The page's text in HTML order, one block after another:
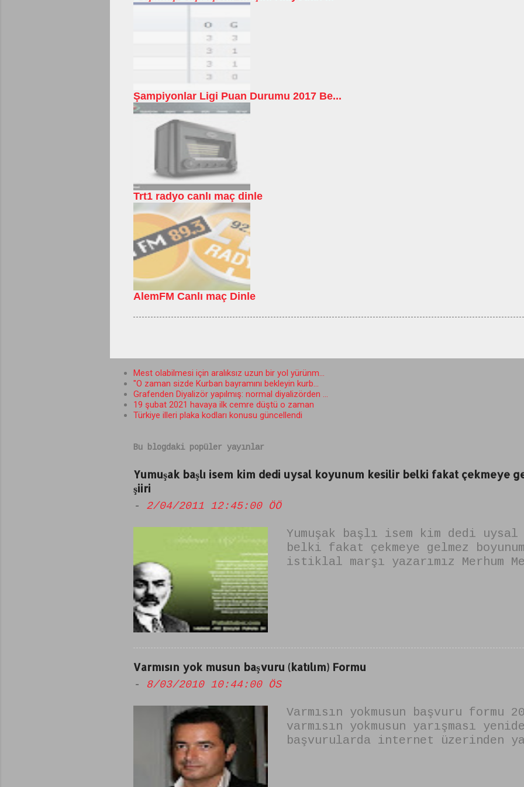
Şampiyonlar Ligi Puan Durumu 2017 Be...
Trt1 radyo canlı maç dinle
AlemFM Canlı maç Dinle
Mest olabilmesi için aralıksız uzun bir yol yürünm...
"O zaman sizde Kurban bayramını bekleyin kurb...
Grafenden Diyalizör yapılmış: normal diyalizörden ...
19 şubat 2021 havaya ilk cemre düştü o zaman
Türkiye illeri plaka kodları konusu güncellendi
Bu blogdaki popüler yayınlar
Yumuşak başlı isem kim dedi uysal koyunum kesilir belki fakat çekmeye
şiiri
- 2/04/2011 12:45:00 ÖÖ
Yumuşak başlı isem kim dedi
belki fakat çekmeye gelmez
istiklal marşı yazarımız Merhum
alkışlayamam" dır. yumuşak
Varmısın yok musun başvuru (katılım) Formu
- 8/03/2010 10:44:00 ÖS
Varmısın yokmusun başvuru formu
varmısın yokmusun yarışması
başvurularda internet üzerinden
için dikkat edilmesi gerekenler